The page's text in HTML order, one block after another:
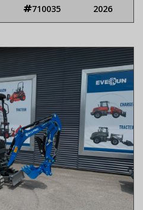
710035 2026